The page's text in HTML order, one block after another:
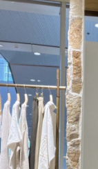
アパレル部門